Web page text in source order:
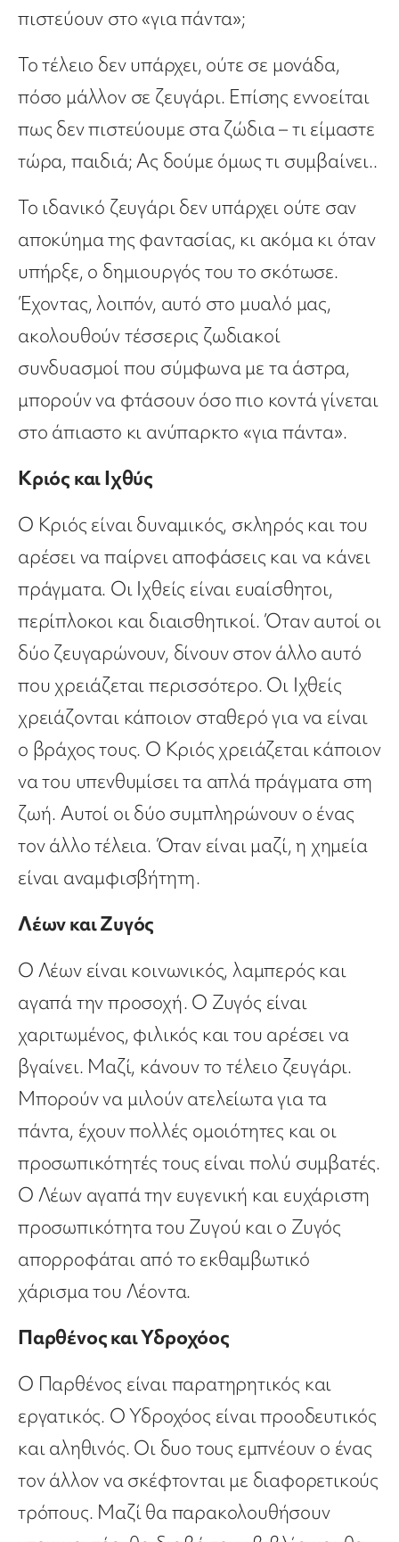
πιστεύουν στο «για πάντα»;
Το τέλειο δεν υπάρχει, ούτε σε μονάδα,
πόσο μάλλον σε ζευγάρι. Επίσης εννοείται
πως δεν πιστεύουμε στα ζώδια – τι είμαστε
τώρα, παιδιά; Ας δούμε όμως τι συμβαίνει..
Το ιδανικό ζευγάρι δεν υπάρχει ούτε σαν
αποκύημα της φαντασίας, κι ακόμα κι όταν
υπήρξε, ο δημιουργός του το σκότωσε.
Έχοντας, λοιπόν, αυτό στο μυαλό μας,
ακολουθούν τέσσερις ζωδιακοί
συνδυασμοί που σύμφωνα με τα άστρα,
μπορούν να φτάσουν όσο πιο κοντά γίνεται
στο άπιαστο κι ανύπαρκτο «για πάντα».
Κριός και Ιχθύς
Ο Κριός είναι δυναμικός, σκληρός και του
αρέσει να παίρνει αποφάσεις και να κάνει
πράγματα. Οι Ιχθείς είναι ευαίσθητοι,
περίπλοκοι και διαισθητικοί. Όταν αυτοί οι
δύο ζευγαρώνουν, δίνουν στον άλλο αυτό
που χρειάζεται περισσότερο. Οι Ιχθείς
χρειάζονται κάποιον σταθερό για να είναι
ο βράχος τους. Ο Κριός χρειάζεται κάποιον
να του υπενθυμίσει τα απλά πράγματα στη
ζωή. Αυτοί οι δύο συμπληρώνουν ο ένας
τον άλλο τέλεια. Όταν είναι μαζί, η χημεία
είναι αναμφισβήτητη.
Λέων και Ζυγός
Ο Λέων είναι κοινωνικός, λαμπερός και
αγαπά την προσοχή. Ο Ζυγός είναι
χαριτωμένος, φιλικός και του αρέσει να
βγαίνει. Μαζί, κάνουν το τέλειο ζευγάρι.
Μπορούν να μιλούν ατελείωτα για τα
πάντα, έχουν πολλές ομοιότητες και οι
προσωπικότητές τους είναι πολύ συμβατές.
Ο Λέων αγαπά την ευγενική και ευχάριστη
προσωπικότητα του Ζυγού και ο Ζυγός
απορροφάται από το εκθαμβωτικό
χάρισμα του Λέοντα.
Παρθένος και Υδροχόος
Ο Παρθένος είναι παρατηρητικός και
εργατικός. Ο Υδροχόος είναι προοδευτικός
και αληθινός. Οι δυο τους εμπνέουν ο ένας
τον άλλον να σκέφτονται με διαφορετικούς
τρόπους. Μαζί θα παρακολουθήσουν